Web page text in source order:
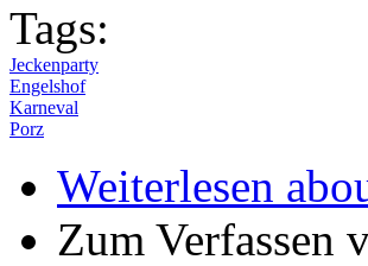
Tags:
Jeckenparty
Engelshof
Karneval
Porz
Weiterlesen
Zum Verfassen